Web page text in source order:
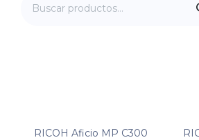
RICOH Aficio MP C300